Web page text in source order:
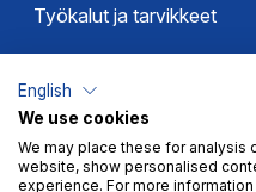
Työkalut ja tarvikkeet
Altech
Alterna
Novipro
English
We use cookies
We may place these for analysis
website, show personalised
experience. For more